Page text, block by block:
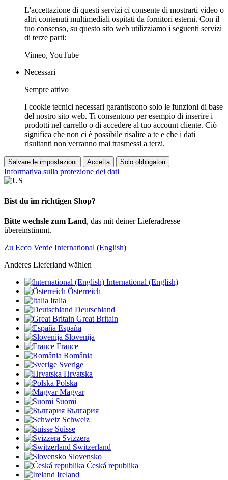
L'accettazione di questi servizi ci consente di mostrarti video o
altri contenuti multimediali ospitati da fornitori esterni. Con il
tuo consenso, su questo sito web utilizziamo i seguenti servizi
di terze parti:
Vimeo, YouTube
Necessari
Sempre attivo
I cookie tecnici necessari garantiscono solo le funzioni di base
del nostro sito web. Ti consentono per esempio di inserire i
prodotti nel carrello o di accedere al tuo account cliente. Ciò
significa che non ci è possibile risalire a te e che i dati
risultanti non verranno mai trasmessi a terzi.
Salvare le impostazioni Accetta Solo obbligatori
Informativa sulla protezione dei dati
Bist du im richtigen Shop?
Bitte wechsle zum Land, das mit deiner Lieferadresse
übereinstimmt.
Zu Ecco Verde International (English)
Anderes Lieferland wählen
International (English)
Österreich
Italia
Deutschland
Great Britain
España
Slovenija
France
România
Sverige
Hrvatska
Polska
Magyar
Suomi
България
Schweiz
Suisse
Svizzera
Switzerland
Slovensko
Česká republika
Ireland